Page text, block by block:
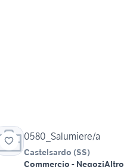
0580_Salumiere/a
Castelsardo (SS)
Commercio - NegoziAltro